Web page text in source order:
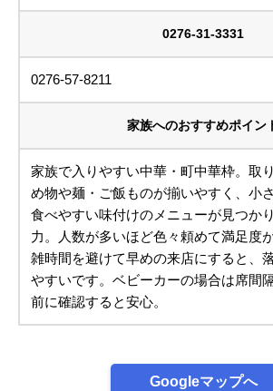
0276-31-3331
0276-57-8211
家族へのおすすめポイン
家族で入りやすい中華・町中華枠。取
め物や麺・ご飯ものが揃いやすく、小
食べやすい味付けのメニューが見つか
力。人数が多いほど色々頼めて満足度
雑時間を避けて早めの来店にすると、
やすいです。ベビーカーの場合は席間
前に確認すると安心。
Googleマップへ